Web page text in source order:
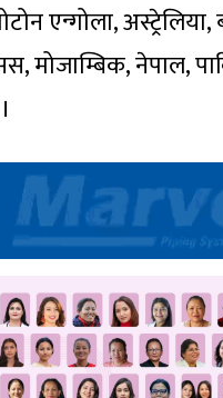
एन्गोला,
मोजाम्बिक, नेपाल,